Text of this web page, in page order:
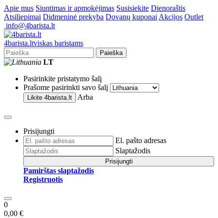
Apie mus Siuntimas ir apmokėjimas Susisiekite Dienoraštis
Atsiliepimai Didmeninė prekyba Dovanų kuponai Akcijos Outlet
info@4barista.lt
4barista.ltviskas baristams
Paieška
LT
Pasirinkite pristatymo šalį
Prašome pasirinkti savo šalį
Likite 4barista.lt Arba
Prisijungti
El. pašto adresas
Slaptažodis
Prisijungti
Pamirštas slaptažodis
Registruotis
0
0,00 €